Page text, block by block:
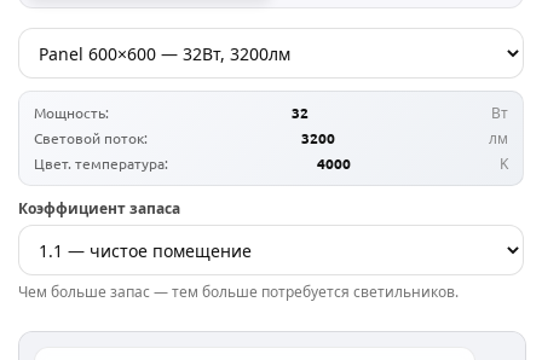
Мощность: 32 Вт
Световой поток: 3200 лм
Цвет. температура: 4000 K
Коэффициент запаса
Чем больше запас — тем больше потребуется светильников.